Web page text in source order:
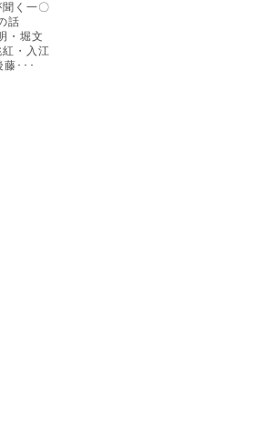
く一〇
話
・堀文
・入江
藤･･･